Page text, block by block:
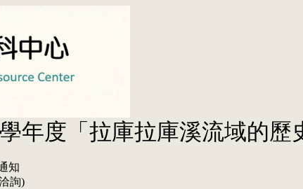
年度「拉庫拉庫溪流域的歷
知
詢)